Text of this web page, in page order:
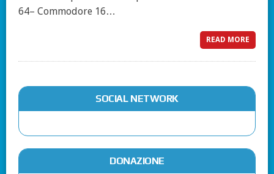
64– Commodore 16…
READ MORE
SOCIAL NETWORK
DONAZIONE